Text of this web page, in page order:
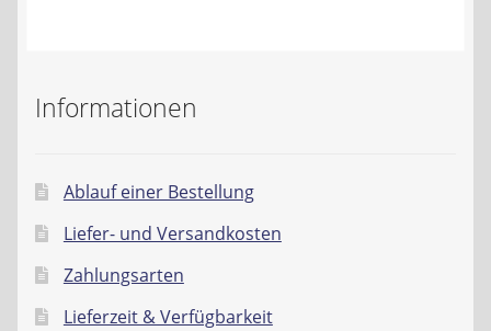
Informationen
Ablauf einer Bestellung
Liefer- und Versandkosten
Zahlungsarten
Lieferzeit & Verfügbarkeit